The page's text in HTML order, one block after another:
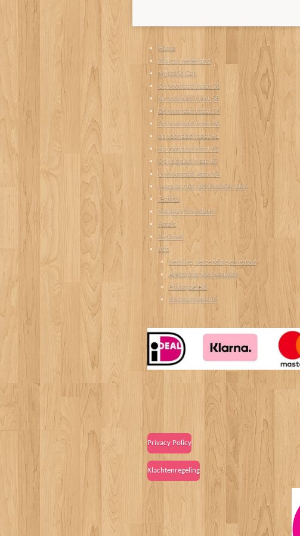
Home
Wk cap nederland
Mysterie Cap
Op voorraad maat 55
op voorraad maat 58
Op voorraad maat 59
Op voorraad maat 60
op voorraad maat 61
op voorraad maat 62
Op vooraad maat 63
Op voorraad Maat 64
Lascaps met rechthoekige klep
T-shirts
Metalen Wandbord
Foto's
Reacties
Info
betaling, verzending en retour
Algemene voorwaarden
Privacybeleid
Klachtenregeling
Privacy Policy
Klachtenregeling